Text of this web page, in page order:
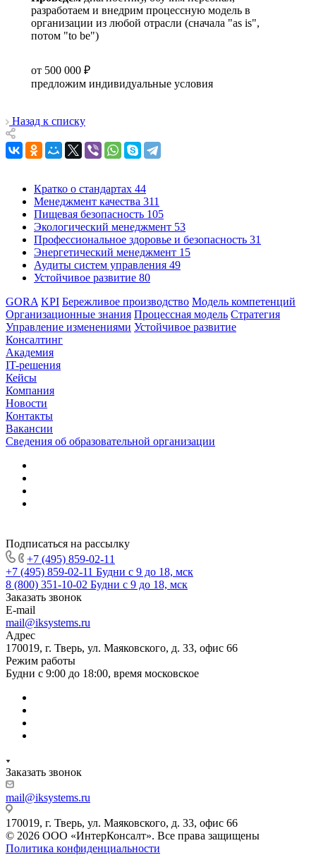
разработаем и внедрим процессную модель в
организации из любой отрасли (сначала "as is",
потом "to be")
от 500 000 ₽
предложим индивидуальные условия
Назад к списку
Кратко о стандартах 44
Менеджмент качества 311
Пищевая безопасность 105
Экологический менеджмент 53
Профессиональное здоровье и безопасность 31
Энергетический менеджмент 15
Аудиты систем управления 49
Устойчивое развитие 80
GORA KPI Бережливое производство Модель компетенций
Организационные знания Процессная модель Стратегия
Управление изменениями Устойчивое развитие
Консалтинг
Академия
IT-решения
Кейсы
Компания
Новости
Контакты
Вакансии
Сведения об образовательной организации
Подписаться на рассылку
+7 (495) 859-02-11
+7 (495) 859-02-11 Будни с 9 до 18, мск
8 (800) 351-10-02 Будни с 9 до 18, мск
Заказать звонок
E-mail
mail@iksystems.ru
Адрес
170019, г. Тверь, ул. Маяковского, д. 33, офис 66
Режим работы
Будни с 9:00 до 18:00, время московское
Заказать звонок
mail@iksystems.ru
170019, г. Тверь, ул. Маяковского, д. 33, офис 66
© 2026 ООО «ИнтерКонсалт». Все права защищены
Политика конфиденциальности